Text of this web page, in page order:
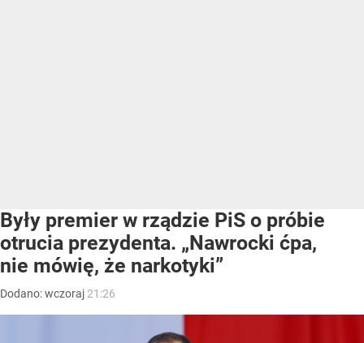
Były premier w rządzie PiS o próbie
otrucia prezydenta. „Nawrocki ćpa,
nie mówię, że narkotyki”
Dodano:wczoraj 21:26